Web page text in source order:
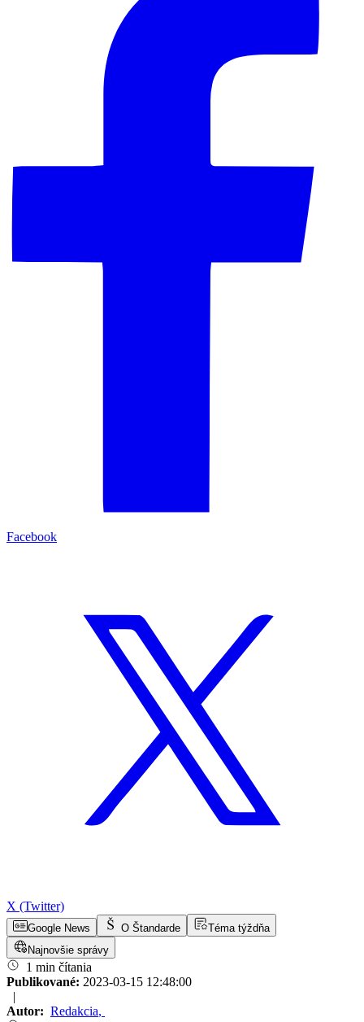
Facebook
X (Twitter)
Google News O Štandarde
Téma týždňa
Najnovšie správy
1 min čítania
Publikované: 2023-03-15 12:48:00
|
Autor: Redakcia,